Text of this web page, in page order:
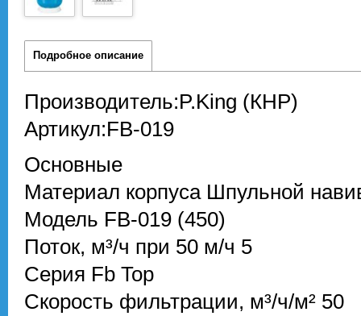
Подробное описание
Производитель:P.King (КНР)
Артикул:FB-019
Основные
Материал корпуса Шпульной
Модель FB-019 (450)
Поток, м³/ч при 50 м/ч 5
Серия Fb Top
Скорость фильтрации, м³/ч/м² 50